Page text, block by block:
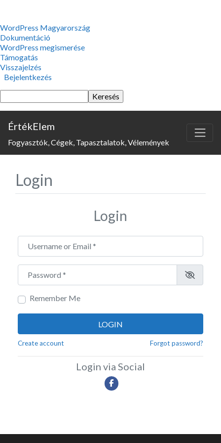
WordPress,
a
csodás
WordPress Magyarország
Dokumentáció
WordPress megismerése
Támogatás
Visszajelzés
Bejelentkezés
Keresés
ÉrtékElem
Fogyasztók, Cégek, Tapasztalatok, Vélemények
Login
Login
Username or Email
Password
Remember Me
LOGIN
Create account Forgot password?
Login via Social